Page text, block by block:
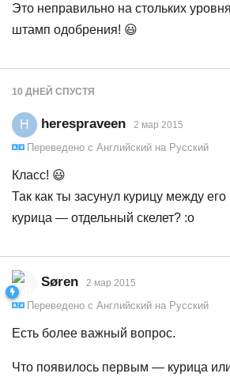
Это неправильно на стольких
штамп одобрения! 😃
10 ДНЕЙ СПУСТЯ
H herespraveen 2 мар 2015
Переведено с Английский на Русский
Класс! 😃
Так как ты засунул курицу между
курица — отдельный скелет? :o
Søren 2 мар 2015
Переведено с Английский на Русский
Есть более важный вопрос.
Что появилось первым — курица